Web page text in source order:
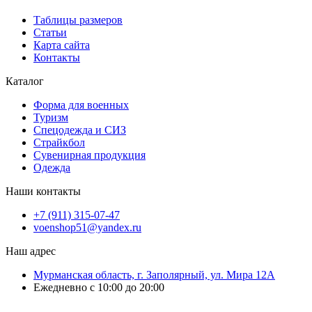
Таблицы размеров
Статьи
Карта сайта
Контакты
Каталог
Форма для военных
Туризм
Спецодежда и СИЗ
Страйкбол
Сувенирная продукция
Одежда
Наши контакты
+7 (911) 315-07-47
voenshop51@yandex.ru
Наш адрес
Мурманская область, г. Заполярный, ул. Мира 12А
Ежедневно с 10:00 до 20:00